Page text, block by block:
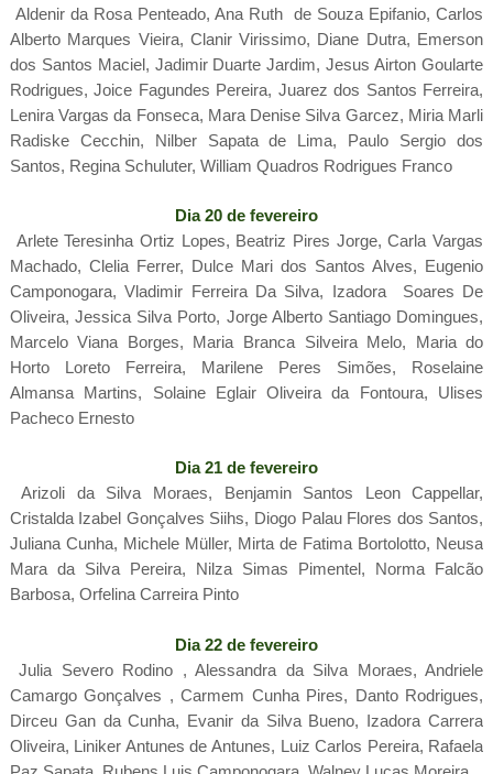
Aldenir da Rosa Penteado, Ana Ruth de Souza Epifanio, Carlos
Alberto Marques Vieira, Clanir Virissimo, Diane Dutra, Emerson
dos Santos Maciel, Jadimir Duarte Jardim, Jesus Airton Goularte
Rodrigues, Joice Fagundes Pereira, Juarez dos Santos Ferreira,
Lenira Vargas da Fonseca, Mara Denise Silva Garcez, Miria Marli
Radiske Cecchin, Nilber Sapata de Lima, Paulo Sergio dos
Santos, Regina Schuluter, William Quadros Rodrigues Franco
Dia 20 de fevereiro
Arlete Teresinha Ortiz Lopes, Beatriz Pires Jorge, Carla Vargas
Machado, Clelia Ferrer, Dulce Mari dos Santos Alves, Eugenio
Camponogara, Vladimir Ferreira Da Silva, Izadora Soares De
Oliveira, Jessica Silva Porto, Jorge Alberto Santiago Domingues,
Marcelo Viana Borges, Maria Branca Silveira Melo, Maria do
Horto Loreto Ferreira, Marilene Peres Simões, Roselaine
Almansa Martins, Solaine Eglair Oliveira da Fontoura, Ulises
Pacheco Ernesto
Dia 21 de fevereiro
Arizoli da Silva Moraes, Benjamin Santos Leon Cappellar,
Cristalda Izabel Gonçalves Siihs, Diogo Palau Flores dos Santos,
Juliana Cunha, Michele Müller, Mirta de Fatima Bortolotto, Neusa
Mara da Silva Pereira, Nilza Simas Pimentel, Norma Falcão
Barbosa, Orfelina Carreira Pinto
Dia 22 de fevereiro
Julia Severo Rodino , Alessandra da Silva Moraes, Andriele
Camargo Gonçalves , Carmem Cunha Pires, Danto Rodrigues,
Dirceu Gan da Cunha, Evanir da Silva Bueno, Izadora Carrera
Oliveira, Liniker Antunes de Antunes, Luiz Carlos Pereira, Rafaela